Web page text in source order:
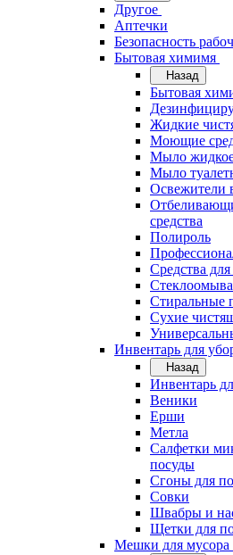
Другое
Аптечки
Безопасность
Бытовая химимя
Назад
Бытовая
Жидкие
Моющие
Мыло
Мыло
Освежители
средства
Полироль
Средства
Стиральные
Сухие
Инвентарь для
Назад
Инвентарь
Веники
Ерши
Метла
Салфетки
посуды
Сгоны для
Совки
Швабры и
Щетки для
Мешки для мусора